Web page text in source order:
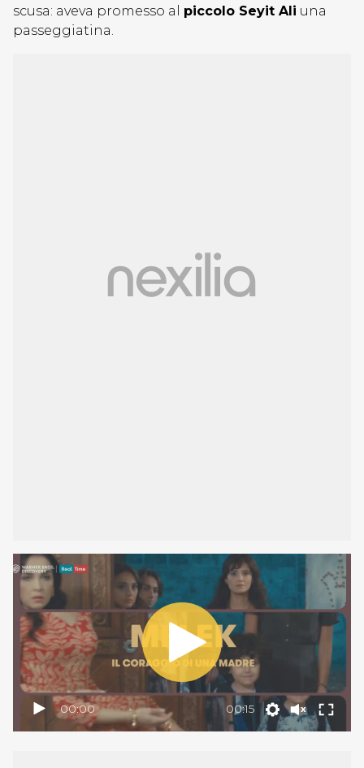
scusa: aveva promesso al piccolo Seyit Ali una
passeggiatina.
00:00 00:15